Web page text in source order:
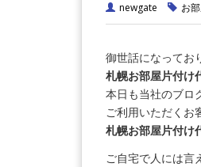
newgate
お
御世話になってお
札幌お部屋片付け
本日も当社のブロ
ご利用いただくお
札幌お部屋片付け
ご自宅で人には言